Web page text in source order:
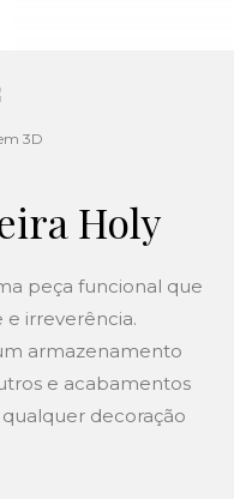
Holy
peça funcional que
e irreverência.
armazenamento
e acabamentos
decoração